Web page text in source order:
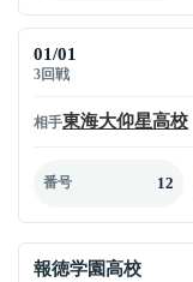
01/01
3回戦
相手東海大仰星高校
番号 12
報徳学園高校